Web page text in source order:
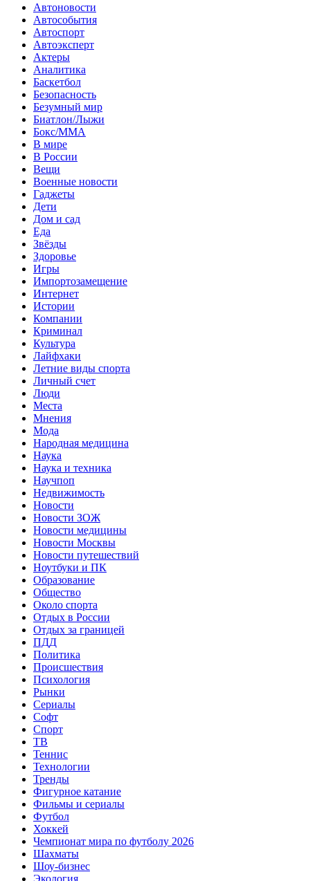
Автоновости
Автособытия
Автоспорт
Автоэксперт
Актеры
Аналитика
Баскетбол
Безопасность
Безумный мир
Биатлон/Лыжи
Бокс/MMA
В мире
В России
Вещи
Военные новости
Гаджеты
Дети
Дом и сад
Еда
Звёзды
Здоровье
Игры
Импортозамещение
Интернет
Истории
Компании
Криминал
Культура
Лайфхаки
Летние виды спорта
Личный счет
Люди
Места
Мнения
Мода
Народная медицина
Наука
Наука и техника
Научпоп
Недвижимость
Новости
Новости ЗОЖ
Новости медицины
Новости Москвы
Новости путешествий
Ноутбуки и ПК
Образование
Общество
Около спорта
Отдых в России
Отдых за границей
ПДД
Политика
Происшествия
Психология
Рынки
Сериалы
Софт
Спорт
ТВ
Теннис
Технологии
Тренды
Фигурное катание
Фильмы и сериалы
Футбол
Хоккей
Чемпионат мира по футболу 2026
Шахматы
Шоу-бизнес
Экология